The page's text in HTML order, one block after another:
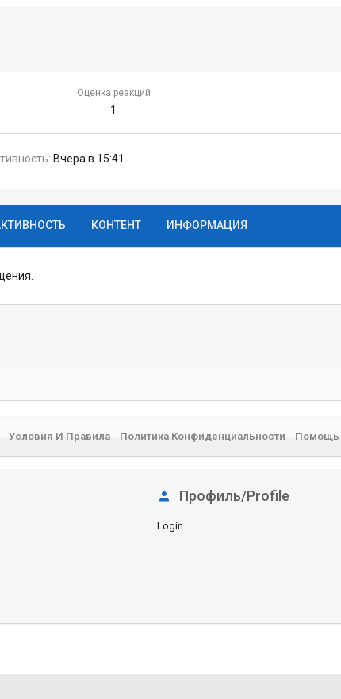
Оценка реакций
1
Вчера в 15:41
КОНТЕНТ ИНФОРМАЦИЯ
Профиль/Profile
Login
Условия И Правила Политика Конфиденциальности Помощь